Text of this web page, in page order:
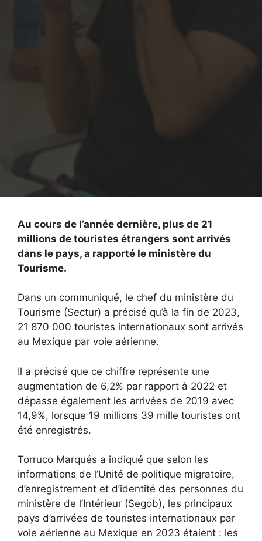
Au cours de l’année dernière, plus de 21
millions de touristes étrangers sont arrivés
dans le pays, a rapporté le ministère du
Tourisme.
Dans un communiqué, le chef du ministère du
Tourisme (Sectur) a précisé qu’à la fin de 2023,
21 870 000 touristes internationaux sont arrivés
au Mexique par voie aérienne.
Il a précisé que ce chiffre représente une
augmentation de 6,2% par rapport à 2022 et
dépasse également les arrivées de 2019 avec
14,9%, lorsque 19 millions 39 mille touristes ont
été enregistrés.
Torruco Marqués a indiqué que selon les
informations de l’Unité de politique migratoire,
d’enregistrement et d’identité des personnes du
ministère de l’Intérieur (Segob), les principaux
pays d’arrivées de touristes internationaux par
voie aérienne au Mexique en 2023 étaient : les